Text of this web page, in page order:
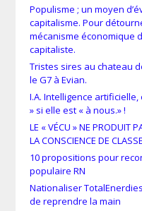
Populisme ; un moyen
capitalisme. Pour
mécanisme économique
capitaliste.
Tristes sires au chateau
le G7 à Evian.
I.A. Intelligence
» si elle est « à nous.» !
LE « VÉCU » NE PRODUIT
LA CONSCIENCE DE CLASSE
10 propositions pour
populaire RN
Nationaliser
de reprendre la main